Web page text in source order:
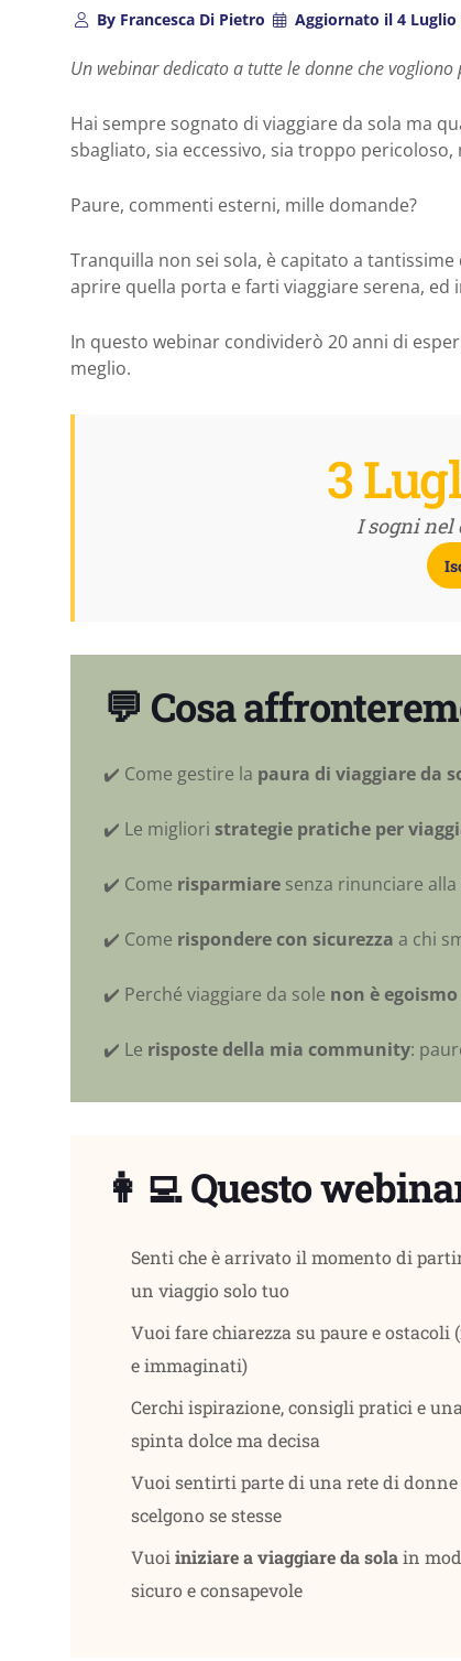
ByFrancesca Di Pietro Aggiornato il 4 Luglio
Un webinar dedicato a tutte le donne che
Hai sempre sognato di viaggiare da sola ma
sbagliato, sia eccessivo, sia troppo pericoloso,
Paure, commenti esterni, mille domande?
Tranquilla non sei sola, è capitato a
aprire quella porta e farti viaggiare serena, ed
In questo webinar condividerò 20 anni di
meglio.
3
I sogni nel
💬 Cosa
✔️ Come gestire la paura di viaggiare da
✔️ Le migliori strategie pratiche per
✔️ Come risparmiare senza rinunciare
✔️ Come rispondere con sicurezza a chi
✔️ Perché viaggiare da sole non è egoismo
✔️ Le risposte della mia community:
👩‍💻 Questo
Senti che è arrivato il momento di
un viaggio solo tuo
Vuoi fare chiarezza su paure e ostacoli
e immaginati)
Cerchi ispirazione, consigli pratici e una
spinta dolce ma decisa
Vuoi sentirti parte di una rete di donne
scelgono se stesse
Vuoi iniziare a viaggiare da solain
sicuro e consapevole